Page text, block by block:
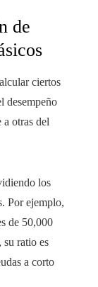
de
ciertos
desempeño
a otras del
los
Por ejemplo,
de 50,000
su ratio es
a corto